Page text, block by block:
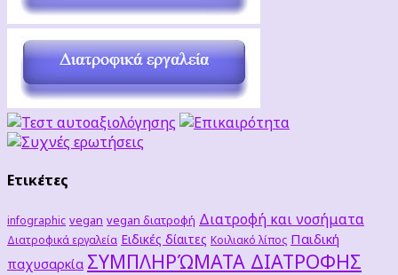
Ετικέτες
infographic vegan vegan διατροφή Διατροφή και νοσήματα
Διατροφικά εργαλεία Ειδικές δίαιτες Κοιλιακό λίπος Παιδική
παχυσαρκία ΣΥΜΠΛΗΡΏΜΑΤΑ ΔΙΑΤΡΟΦΗΣ